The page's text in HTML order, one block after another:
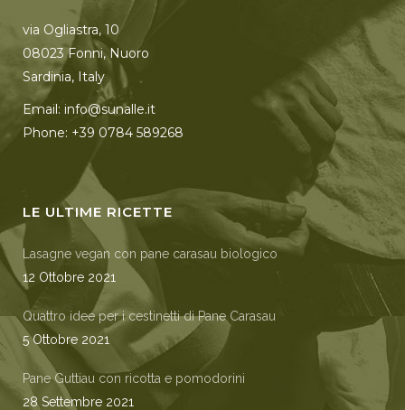
via Ogliastra, 10
08023 Fonni, Nuoro
Sardinia, Italy
Email: info@sunalle.it
Phone: +39 0784 589268
LE ULTIME RICETTE
Lasagne vegan con pane carasau biologico
12 Ottobre 2021
Quattro idee per i cestinetti di Pane Carasau
5 Ottobre 2021
Pane Guttiau con ricotta e pomodorini
28 Settembre 2021